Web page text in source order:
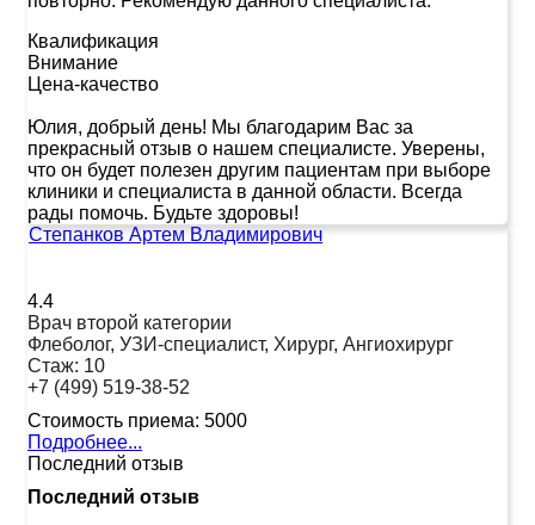
Квалификация
Внимание
Цена-качество
Юлия, добрый день! Мы благодарим Вас за
прекрасный отзыв о нашем специалисте. Уверены,
что он будет полезен другим пациентам при выборе
клиники и специалиста в данной области. Всегда
рады помочь. Будьте здоровы!
Степанков Артем Владимирович
4.4
Врач второй категории
Флеболог, УЗИ-специалист, Хирург, Ангиохирург
Стаж: 10
+7 (499) 519-38-52
Стоимость приема: 5000
Подробнее...
Последний отзыв
Последний отзыв